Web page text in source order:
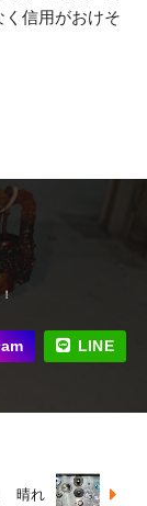
く信用がおけそ
LINE
晴れ